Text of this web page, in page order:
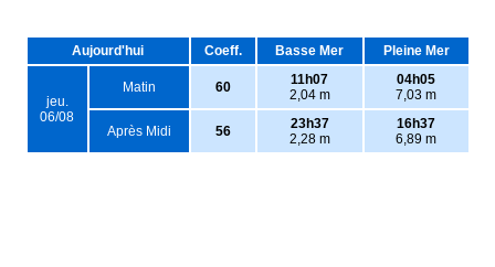
Aujourd'hui Coeff. Basse Mer Pleine Mer
jeu.
06/08
Matin 60
11h07
2,04 m
04h05
7,03 m
Après Midi 56
23h37
2,28 m
16h37
6,89 m